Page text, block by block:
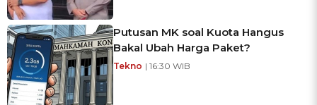
Putusan MK soal Kuota Hangus
Bakal Ubah Harga Paket?
Tekno | 16:30 WIB